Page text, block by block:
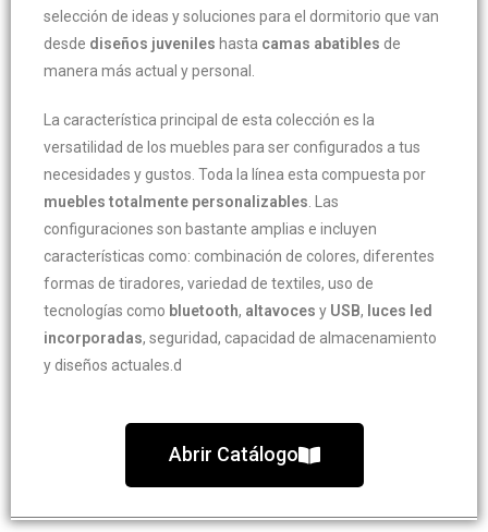
selección de ideas y soluciones para el dormitorio que van
desde diseños juveniles hasta camas abatibles de
manera más actual y personal.
La característica principal de esta colección es la
versatilidad de los muebles para ser configurados a tus
necesidades y gustos. Toda la línea esta compuesta por
muebles totalmente personalizables. Las
configuraciones son bastante amplias e incluyen
características como: combinación de colores, diferentes
formas de tiradores, variedad de textiles, uso de
tecnologías como bluetooth, altavoces y USB, luces led
incorporadas, seguridad, capacidad de almacenamiento
y diseños actuales.d
Abrir Catálogo